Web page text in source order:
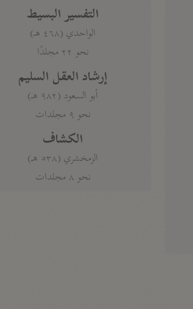
التفسير البسيط
الواحدي (٤٦٨ هـ)
نحو ٢٢ مجلدًا
إرشاد العقل السليم
أبو السعود (٩٨٢ هـ)
نحو ٩ مجلدات
الكشاف
الزمخشري (٥٣٨ هـ)
نحو ٨ مجلدات